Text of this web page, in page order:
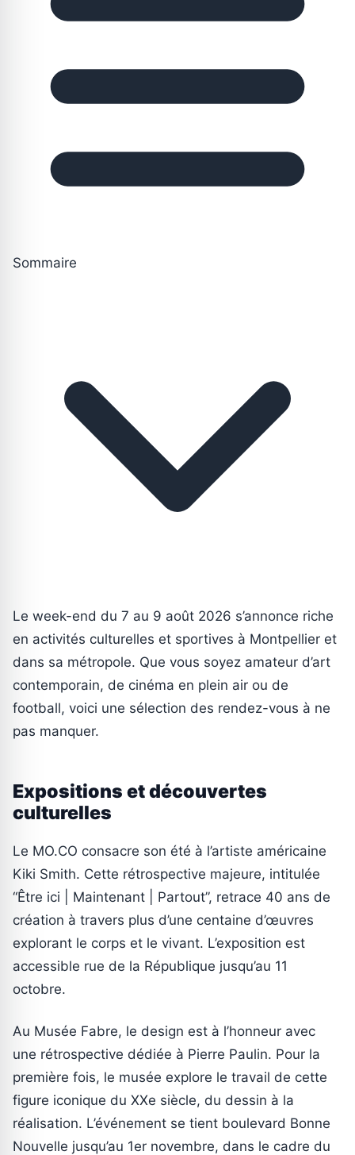
Sommaire
Le week-end du 7 au 9 août 2026 s’annonce riche
en activités culturelles et sportives à Montpellier et
dans sa métropole. Que vous soyez amateur d’art
contemporain, de cinéma en plein air ou de
football, voici une sélection des rendez-vous à ne
pas manquer.
Expositions et découvertes
culturelles
Le MO.CO consacre son été à l’artiste américaine
Kiki Smith. Cette rétrospective majeure, intitulée
“Être ici | Maintenant | Partout”, retrace 40 ans de
création à travers plus d’une centaine d’œuvres
explorant le corps et le vivant. L’exposition est
accessible rue de la République jusqu’au 11
octobre.
Au Musée Fabre, le design est à l’honneur avec
une rétrospective dédiée à Pierre Paulin. Pour la
première fois, le musée explore le travail de cette
figure iconique du XXe siècle, du dessin à la
réalisation. L’événement se tient boulevard Bonne
Nouvelle jusqu’au 1er novembre, dans le cadre du